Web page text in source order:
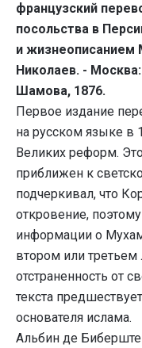
французский
посольства в
и жизнеописанием
Николаев. -
Шамова, 1876.
Первое издание
на русском языке в
Великих реформ.
приближен к
подчеркивал, что
откровение,
информации о
втором или третьем
отстраненность от
текста
основателя ислама.
Альбин де